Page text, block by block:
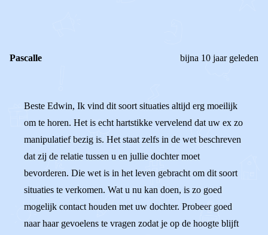
Pascalle bijna 10 jaar geleden
Beste Edwin, Ik vind dit soort situaties altijd erg moeilijk
om te horen. Het is echt hartstikke vervelend dat uw ex zo
manipulatief bezig is. Het staat zelfs in de wet beschreven
dat zij de relatie tussen u en jullie dochter moet
bevorderen. Die wet is in het leven gebracht om dit soort
situaties te verkomen. Wat u nu kan doen, is zo goed
mogelijk contact houden met uw dochter. Probeer goed
naar haar gevoelens te vragen zodat je op de hoogte blijft